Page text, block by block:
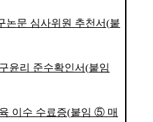
논문 심사위원 추천서(붙
윤리 준수확인서(붙임
이수 수료증(붙임 ⑤ 매